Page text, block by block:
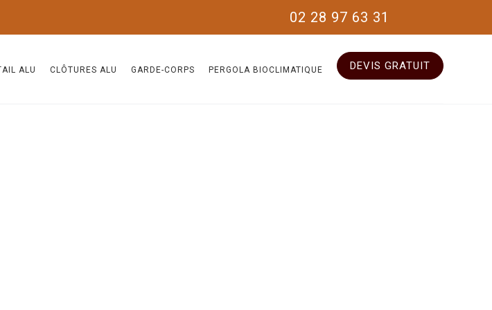
02 28 97 63 31
DEVIS GRATUIT
ALU CLÔTURES ALU GARDE-CORPS PERGOLA BIOCLIMATIQUE